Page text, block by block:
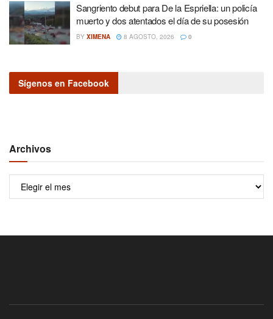
Sangriento debut para De la Espriella: un policía
muerto y dos atentados el día de su posesión
BY XIMENA 8 AGOSTO, 2026 0
Sígenos en Facebook
Archivos
Archivos